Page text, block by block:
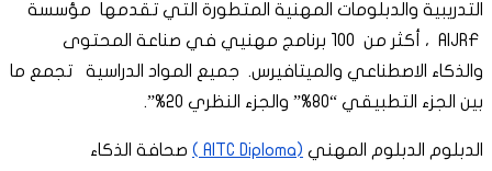
التدريبية والدبلومات المهنية المتطورة التي تقدمها مؤسسة
AIJRF ، أكثر من 100 برنامج مهنيي في صناعة المحتوى
والذكاء الاصطناعي والميتافيرس. جميع المواد الدراسية تجمع ما
بين الجزء التطبيقي “80%” والجزء النظري 20%”.
الدبلوم الدبلوم المهني (AITC Diploma )
صحافة الذكاء